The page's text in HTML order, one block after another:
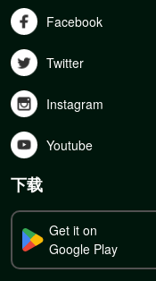
Facebook
Twitter
Instagram
Youtube
下载
Get it on
Google Play